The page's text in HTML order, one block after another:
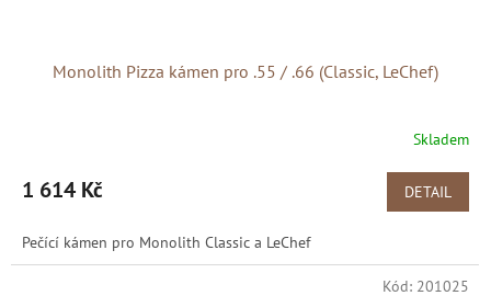
Monolith Pizza kámen pro .55 / .66 (Classic, LeChef)
Skladem
1 614 Kč DETAIL
Pečící kámen pro Monolith Classic a LeChef
Kód: 201025